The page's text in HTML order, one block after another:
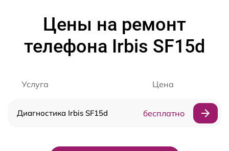
Цены на ремонт
телефона Irbis SF15d
Услуга Цена
Диагностика Irbis SF15d бесплатно